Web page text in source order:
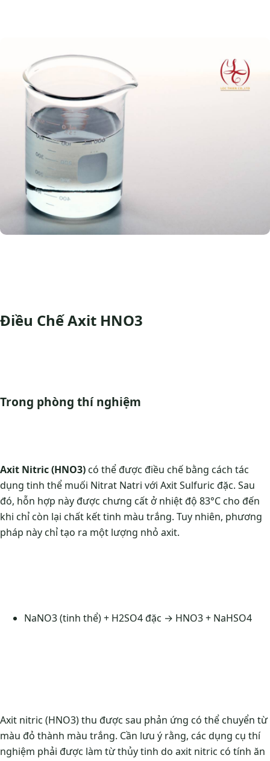
Điều Chế Axit HNO3
Trong phòng thí nghiệm
Axit Nitric (HNO3)có thể được điều chế bằng cách tác
dụng tinh thể muối Nitrat Natri với Axit Sulfuric đặc. Sau
đó, hỗn hợp này được chưng cất ở nhiệt độ 83°C cho đến
khi chỉ còn lại chất kết tinh màu trắng. Tuy nhiên, phương
pháp này chỉ tạo ra một lượng nhỏ axit.
NaNO3 (tinh thể) + H2SO4 đặc → HNO3 + NaHSO4
Axit nitric (HNO3) thu được sau phản ứng có thể chuyển từ
màu đỏ thành màu trắng. Cần lưu ý rằng, các dụng cụ thí
nghiệm phải được làm từ thủy tinh do axit nitric có tính ăn